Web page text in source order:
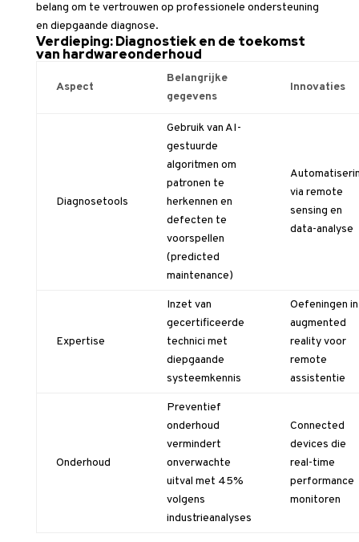
belang om te vertrouwen op professionele ondersteuning
en diepgaande diagnose.
Verdieping: Diagnostiek en de toekomst
van hardwareonderhoud
Aspect
Belangrijke
gegevens
Innovaties
Diagnosetools
Gebruik van AI-
gestuurde
algoritmen om
patronen te
herkennen en
defecten te
voorspellen
(predicted
maintenance)
via remote
sensing en
data-analyse
Expertise
Inzet van
gecertificeerde
technici met
diepgaande
systeemkennis
Oefeningen in
augmented
reality voor
remote
assistentie
Onderhoud
Preventief
onderhoud
vermindert
onverwachte
uitval met 45%
volgens
industrieanalyses
Connected
devices die
real-time
performance
monitoren